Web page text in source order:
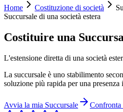
Home Costituzione di società
Succursale di una società estera
Costituire una
L'estensione diretta di una società
La succursale è uno stabilimento
soluzione più rapida per una
Avvia la mia Succursale Confronta